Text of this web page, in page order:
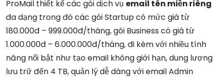
ProMail thiết kế các gói dịch vụ email tên miền riêng
đa dạng trong đó các gói Startup có mức giá từ
180.000đ – 999.000đ/tháng, gói Business có giá từ
1.000.000đ – 6.000.000đ/tháng, đi kèm với nhiều tính
năng nổi bật như tạo email không giới hạn, dung lượng
lưu trữ đến 4 TB, quản lý dễ dàng với email Admin